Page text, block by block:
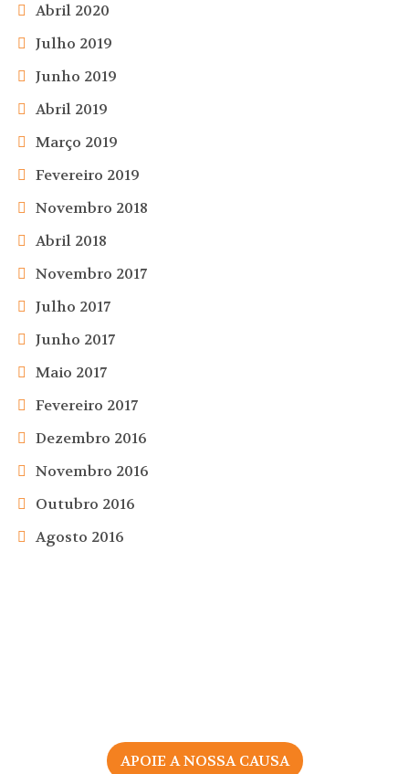
Abril 2020
Julho 2019
Junho 2019
Abril 2019
Março 2019
Fevereiro 2019
Novembro 2018
Abril 2018
Novembro 2017
Julho 2017
Junho 2017
Maio 2017
Fevereiro 2017
Dezembro 2016
Novembro 2016
Outubro 2016
Agosto 2016
APOIE A NOSSA CAUSA